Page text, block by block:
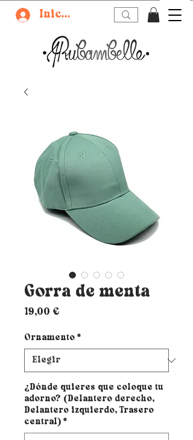
Iniciar sesión
Gorra de menta
19,00 €
Ornamento *
¿Dónde quieres que coloque tu
adorno? (Delantero derecho,
Delantero izquierdo, Trasero
central) *